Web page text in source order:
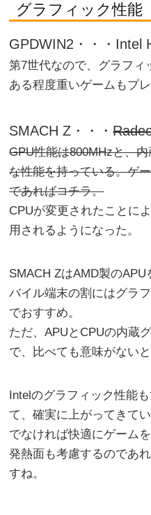
グラフィック性能
GPDWIN2・・・Intel
第7世代なので、グラフィ
ある程度重いゲームもプ
SMACH Z・・・
GPU性能は800MHzと、
な性能を持っている。ゲ
であればコチラ。
CPUが変更されたことに
用されるようになった。
SMACH ZはAMD製の
バイル端末の割にはグラ
でおすすめ。
ただ、APUとCPUの内蔵
で、比べても意味がない
Intelのグラフィック性能
て、確実に上がってきて
でなければ快適にゲームを
発熱面も考慮するのであ
すね。